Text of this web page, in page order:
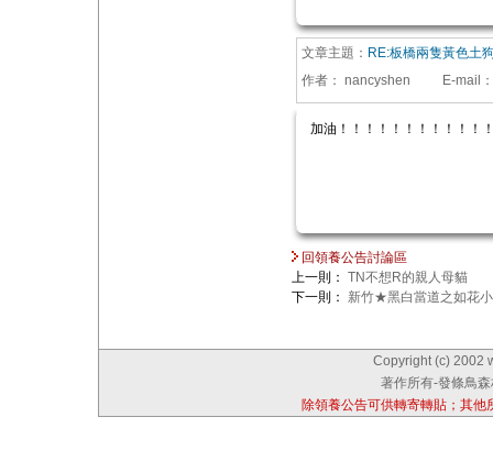
文章主題： RE:板橋兩隻黃色土
作者： nancyshen E-mail ：
加油！！！！！！！！！！！
回領養公告討論區
上一則： TN不想R的親人母貓
下一則：
新竹★黑白當道之如花
Copyright (c) 2002
著作所有-發條鳥
除領養公告可供轉寄轉貼；其